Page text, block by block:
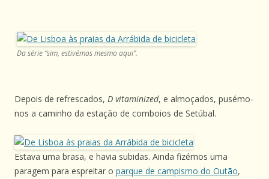
Da série “sim, estivémos mesmo aqui”.
Depois de refrescados, D vitaminized, e almoçados, pusémo-
nos a caminho da estação de comboios de Setúbal.
Estava uma brasa, e havia subidas. Ainda fizémos uma
paragem para espreitar o parque de campismo do Outão,